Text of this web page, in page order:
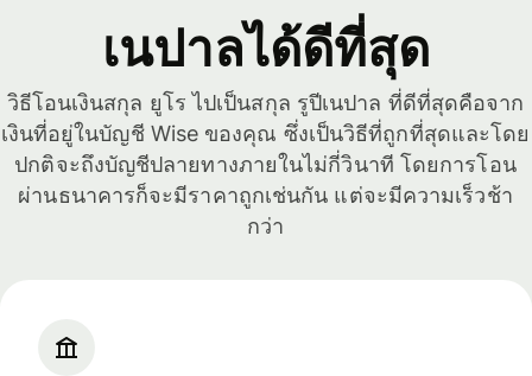
เนปาลได้ดีที่สุด
วิธีโอนเงินสกุล ยูโร ไปเป็นสกุล รูปีเนปาล ที่ดีที่สุดคือจาก
เงินที่อยู่ในบัญชี Wise ของคุณ ซึ่งเป็นวิธีที่ถูกที่สุดและโดย
ปกติจะถึงบัญชีปลายทางภายในไม่กี่วินาที โดยการโอน
ผ่านธนาคารก็จะมีราคาถูกเช่นกัน แต่จะมีความเร็วช้า
กว่า